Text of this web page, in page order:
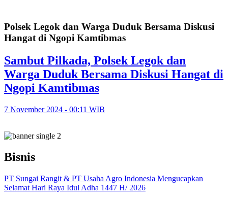
Polsek Legok dan Warga Duduk Bersama Diskusi
Hangat di Ngopi Kamtibmas
Sambut Pilkada, Polsek Legok dan
Warga Duduk Bersama Diskusi Hangat di
Ngopi Kamtibmas
7 November 2024 - 00:11 WIB
Bisnis
PT Sungai Rangit & PT Usaha Agro Indonesia Mengucapkan
Selamat Hari Raya Idul Adha 1447 H/ 2026